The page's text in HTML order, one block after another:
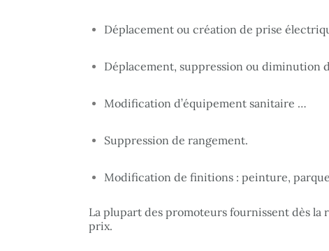
Déplacement ou création de prise
Déplacement, suppression ou diminution
Modification d’équipement sanitaire …
Suppression de rangement.
Modification de finitions : peinture,
La plupart des promoteurs fournissent dès la
prix.